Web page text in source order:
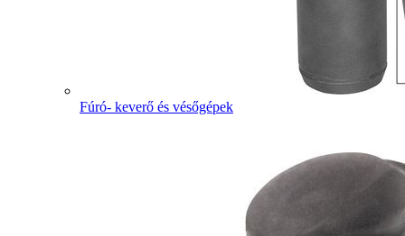
Fúró- keverő és vésőgépek